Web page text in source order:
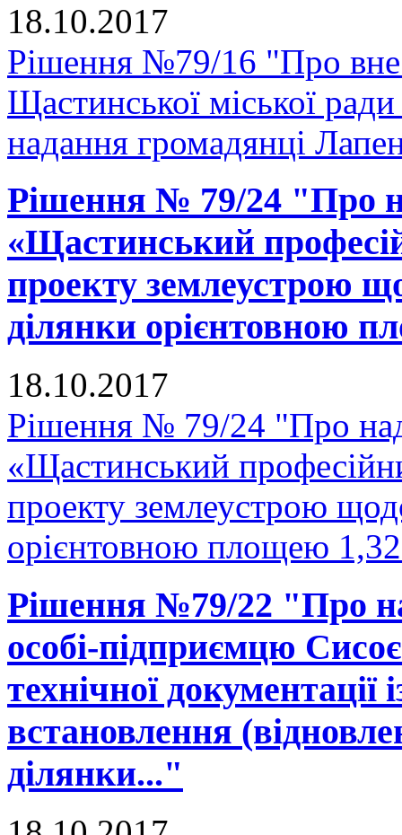
18.10.2017
Рішення №79/16 "Про
Щастинської міської
надання громадянці
Рішення № 79/24 "Про
«Щастинський
проекту землеустрою
ділянки орієнтовною
18.10.2017
Рішення № 79/24 "Про
«Щастинський
проекту землеустрою
орієнтовною площею
Рішення №79/22 "Про
особі-підприємцю
технічної
встановлення
ділянки..."